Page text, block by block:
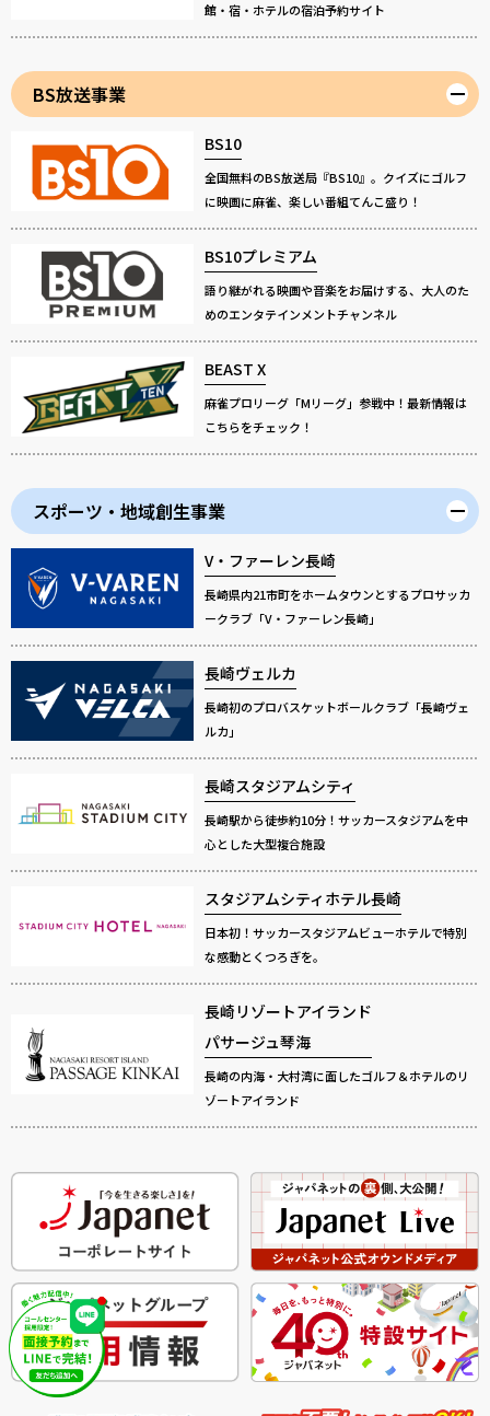
館・宿・ホテルの宿泊予約サイト
BS放送事業
BS10
全国無料のBS放送局『BS10』。クイズにゴルフ
に映画に麻雀、楽しい番組てんこ盛り！
BS10プレミアム
語り継がれる映画や音楽をお届けする、大人のた
めのエンタテインメントチャンネル
BEAST X
麻雀プロリーグ「Mリーグ」参戦中！最新情報は
こちらをチェック！
スポーツ・地域創生事業
V・ファーレン長崎
長崎県内21市町をホームタウンとするプロサッカ
ークラブ「V・ファーレン長崎」
長崎ヴェルカ
長崎初のプロバスケットボールクラブ「長崎ヴェ
ルカ」
長崎スタジアムシティ
長崎駅から徒歩約10分！サッカースタジアムを中
心とした大型複合施設
スタジアムシティホテル長崎
日本初！サッカースタジアムビューホテルで特別
な感動とくつろぎを。
長崎リゾートアイランド
パサージュ琴海
長崎の内海・大村湾に面したゴルフ＆ホテルのリ
ゾートアイランド